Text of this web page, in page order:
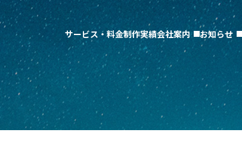
サービス・料金制作実績会社案内 お知らせ